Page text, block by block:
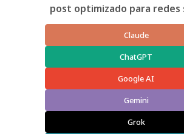
post optimizado para redes
Claude
ChatGPT
Google AI
Gemini
Grok